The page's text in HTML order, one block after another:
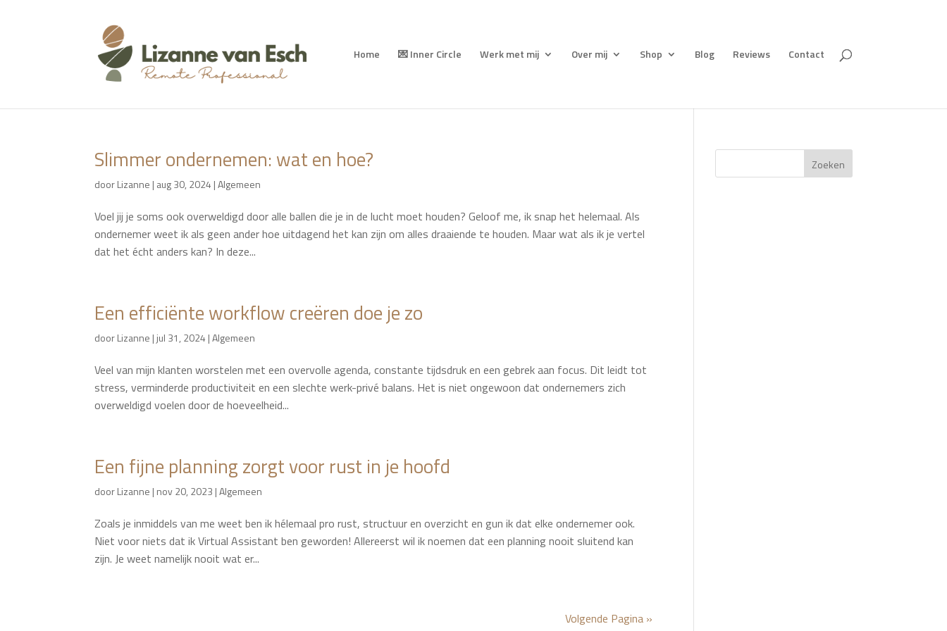
Home 💌 Inner Circle Werk met mij Over mij Shop Blog Reviews Contact
Slimmer ondernemen: wat en hoe?
doorLizanne | aug 30, 2024 |Algemeen
Voel jij je soms ook overweldigd door alle ballen die je in de lucht moet houden? Geloof me, ik snap het helemaal. Als
ondernemer weet ik als geen ander hoe uitdagend het kan zijn om alles draaiende te houden. Maar wat als ik je vertel
dat het écht anders kan? In deze...
Een efficiënte workflow creëren doe je zo
doorLizanne | jul 31, 2024 |Algemeen
Veel van mijn klanten worstelen met een overvolle agenda, constante tijdsdruk en een gebrek aan focus. Dit leidt tot
stress, verminderde productiviteit en een slechte werk-privé balans. Het is niet ongewoon dat ondernemers zich
overweldigd voelen door de hoeveelheid...
Een fijne planning zorgt voor rust in je hoofd
doorLizanne | nov 20, 2023 |Algemeen
Zoals je inmiddels van me weet ben ik hélemaal pro rust, structuur en overzicht en gun ik dat elke ondernemer ook.
Niet voor niets dat ik Virtual Assistant ben geworden! Allereerst wil ik noemen dat een planning nooit sluitend kan
zijn. Je weet namelijk nooit wat er...
Volgende Pagina »
Zoeken